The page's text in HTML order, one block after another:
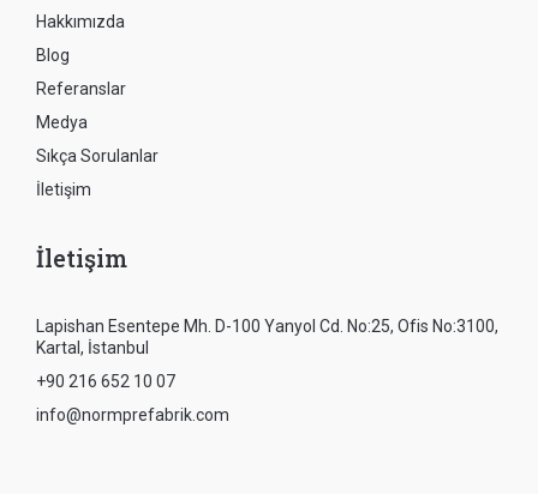
Hakkımızda
Blog
Referanslar
Medya
Sıkça Sorulanlar
İletişim
İletişim
Lapishan Esentepe Mh. D-100 Yanyol Cd. No:25, Ofis No:3100,
Kartal, İstanbul
+90 216 652 10 07
info@normprefabrik.com